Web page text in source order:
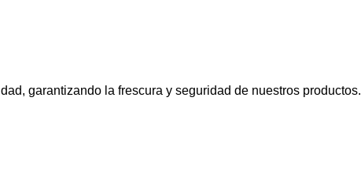
garantizando la frescura y seguridad de nuestros productos.